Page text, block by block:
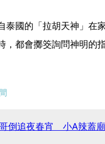
泰國的「拉胡天神」在
，都會擲筊詢問神明的
哥倒追夜春宵 小A辣蓋